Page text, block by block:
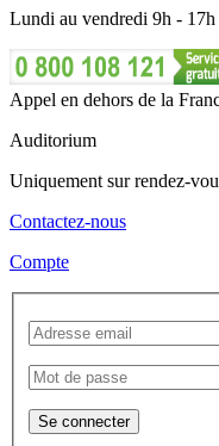
Lundi au vendredi 9h - 17h
Appel en dehors de la
Auditorium
Uniquement sur rendez-
Contactez-nous
Compte
Se connecter